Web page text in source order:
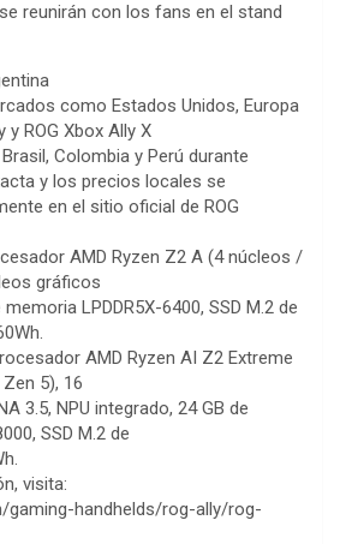
reunirán con los fans en el stand
como Estados Unidos, Europa
y ROG Xbox Ally X
Colombia y Perú durante
y los precios locales se
en el sitio oficial de ROG
AMD Ryzen Z2 A (4 núcleos /
gráficos
memoria LPDDR5X-6400, SSD M.2 de
AMD Ryzen AI Z2 Extreme
5), 16
3.5, NPU integrado, 24 GB de
SSD M.2 de
visita:
gaming-handhelds/rog-ally/rog-